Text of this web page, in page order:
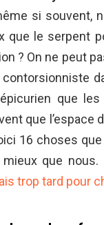
si souvent,
que le serpent
? On ne peut
contorsionniste
que les
que l’espace
16 choses
que nous.
trop tard pour